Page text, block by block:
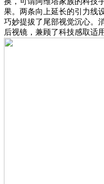
果。两条向上延长的引力线
巧妙提拔了尾部视觉沉心。
后视镜，兼顾了科技感取适